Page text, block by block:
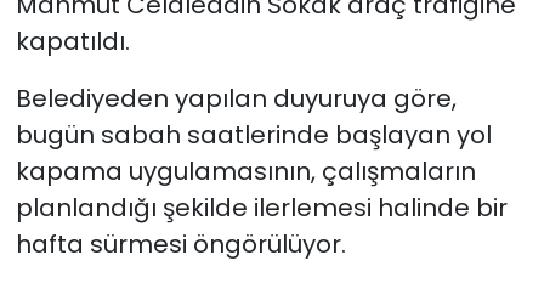
kapatıldı.
Belediyeden yapılan duyuruya göre,
bugün sabah saatlerinde başlayan yol
kapama uygulamasının, çalışmaların
planlandığı şekilde ilerlemesi halinde bir
hafta sürmesi öngörülüyor.
YAŞAM